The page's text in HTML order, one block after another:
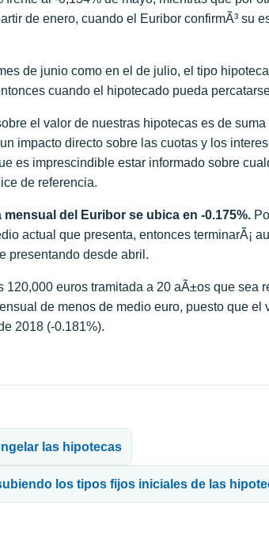
de enero, cuando el Euribor confirmÃ³ su
de junio como en el de julio, el tipo
cuando el hipotecado pueda
el valor de nuestras hipotecas es de
impacto directo sobre las cuotas y los
es imprescindible estar informado sobre
de referencia.
mensual del Euribor se ubica en -0.175%.
actual que presenta, entonces terminarÃ¡
presentando desde abril.
euros tramitada a 20 aÃ±os que sea
de menos de medio euro, puesto que el
2018 (-0.181%).
las hipotecas
los tipos fijos iniciales de las